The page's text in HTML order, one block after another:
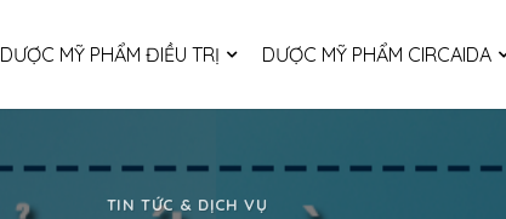
DƯỢC MỸ PHẨM ĐIỀU TRỊ DƯỢC MỸ PHẨM CIRCAIDA
TIN TỨC & DỊCH VỤ